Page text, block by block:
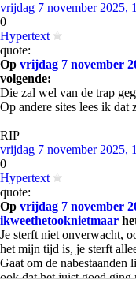
vrijdag 7 november 2025,
0
Hypertext
quote:
Op vrijdag 7 november
volgende:
Die zal wel van de trap
Op andere sites lees ik dat
RIP
vrijdag 7 november 2025,
0
Hypertext
quote:
Op vrijdag 7 november
ikweethetooknietmaar
Je sterft niet onverwacht,
het mijn tijd is, je sterft
Gaat om de
ook dat het juist goed ging